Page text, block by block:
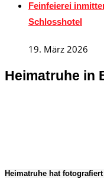
Feinfeierei
Schlosshotel
19. März 2026
Heimatruhe in
Heimatruhe hat